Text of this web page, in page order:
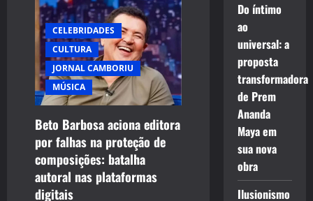
CELEBRIDADES
CULTURA
JORNAL CAMBORIU
MÚSICA
Beto Barbosa aciona editora
por falhas na proteção de
composições: batalha
autoral nas plataformas
digitais
Do íntimo
ao
universal: a
proposta
transformadora
de Prem
Ananda
Maya em
sua nova
obra
Ilusionismo